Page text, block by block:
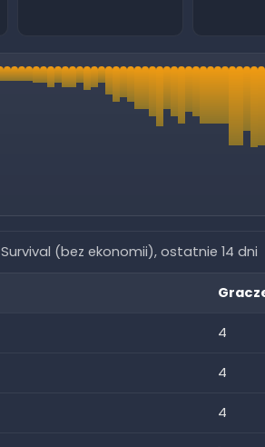
Survival (bez ekonomii), ostatnie 14 dni
4
4
4